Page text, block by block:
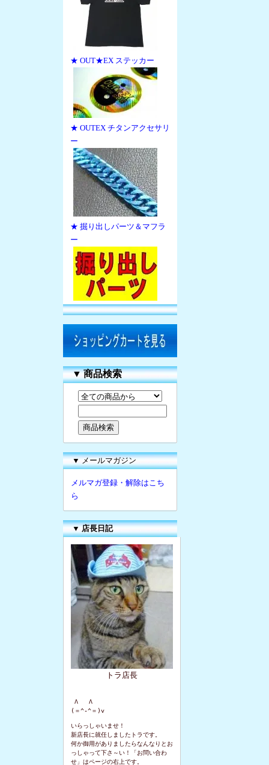
★ OUT★EX ステッカー
★ OUTEX チタンアクセサリ
ー
★ 掘り出しパーツ＆マフラ
ー
▼商品検索
▼ メールマガジン
メルマガ登録・解除はこち
ら
▼ 店長日記
トラ店長
Λ   Λ
(＝^-^＝)v
いらっしゃいませ！
新店長に就任しましたトラです。
何か御用がありましたらなんなりとお
っしゃって下さ～い！「お問い合わ
せ」はページの右上です。